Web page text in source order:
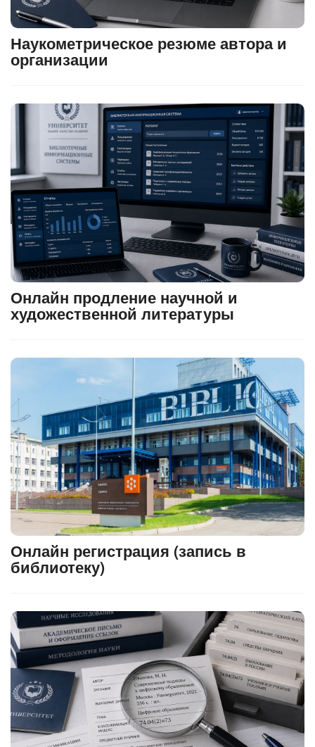
Наукометрическое резюме автора и
организации
Онлайн продление научной и
художественной литературы
Онлайн регистрация (запись в
библиотеку)